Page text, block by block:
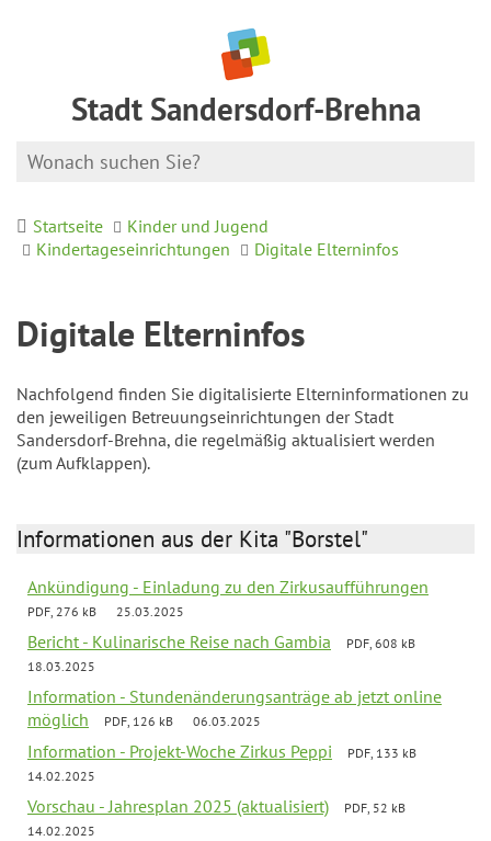
Stadt Sandersdorf-Brehna
Startseite
Kinder und Jugend
Kindertageseinrichtungen
Digitale Elterninfos
Digitale Elterninfos
Nachfolgend finden Sie digitalisierte Elterninformationen zu
den jeweiligen Betreuungseinrichtungen der Stadt
Sandersdorf-Brehna, die regelmäßig aktualisiert werden
(zum Aufklappen).
Informationen aus der Kita "Borstel"
Ankündigung - Einladung zu den Zirkusaufführungen
PDF, 276 kB 25.03.2025
Bericht - Kulinarische Reise nach Gambia
PDF, 608 kB
18.03.2025
Information - Stundenänderungsanträge ab jetzt online
möglich
PDF, 126 kB 06.03.2025
Information - Projekt-Woche Zirkus Peppi
PDF, 133 kB
14.02.2025
Vorschau - Jahresplan 2025 (aktualisiert)
PDF, 52 kB
14.02.2025